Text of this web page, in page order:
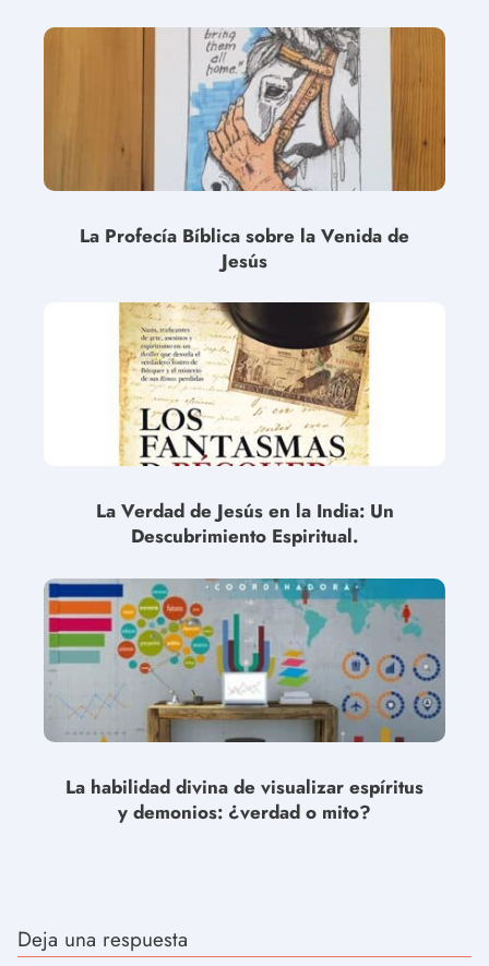
La Profecía Bíblica sobre la Venida de
Jesús
La Verdad de Jesús en la India: Un
Descubrimiento Espiritual.
La habilidad divina de visualizar espíritus
y demonios: ¿verdad o mito?
Deja una respuesta